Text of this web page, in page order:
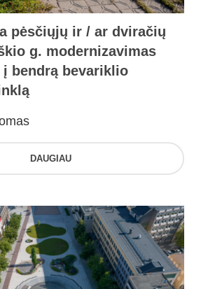
pėsčiųjų ir / ar dviračių
g. modernizavimas
bendrą bevariklio
DAUGIAU